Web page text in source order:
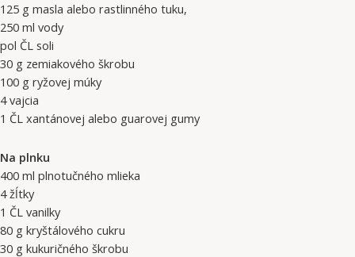
125 g masla alebo rastlinného tuku,
250 ml vody
pol ČL soli
30 g zemiakového škrobu
100 g ryžovej múky
4 vajcia
1 ČL xantánovej alebo guarovej gumy
Na plnku
400 ml plnotučného mlieka
4 žĺtky
1 ČL vanilky
80 g kryštálového cukru
30 g kukuričného škrobu